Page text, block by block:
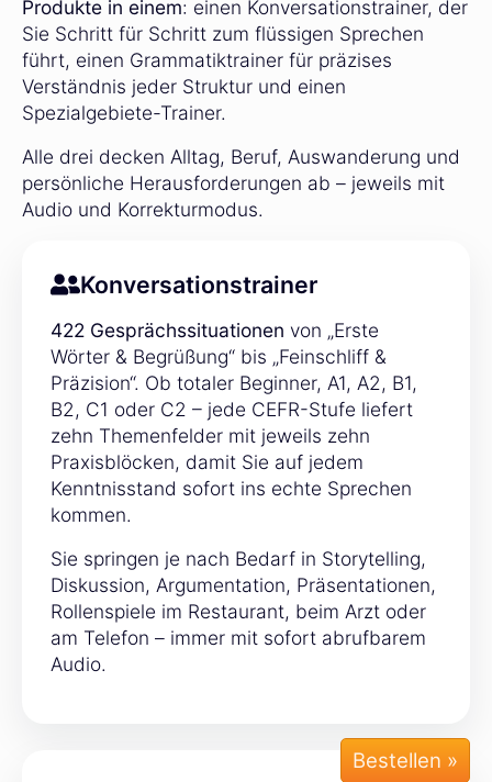
Produkte in einem: einen Konversationstrainer, der
Sie Schritt für Schritt zum flüssigen Sprechen
führt, einen Grammatiktrainer für präzises
Verständnis jeder Struktur und einen
Spezialgebiete-Trainer.
Alle drei decken Alltag, Beruf, Auswanderung und
persönliche Herausforderungen ab – jeweils mit
Audio und Korrekturmodus.
Konversationstrainer
422 Gesprächssituationen von „Erste
Wörter & Begrüßung“ bis „Feinschliff &
Präzision“. Ob totaler Beginner, A1, A2, B1,
B2, C1 oder C2 – jede CEFR-Stufe liefert
zehn Themenfelder mit jeweils zehn
Praxisblöcken, damit Sie auf jedem
Kenntnisstand sofort ins echte Sprechen
kommen.
Sie springen je nach Bedarf in Storytelling,
Diskussion, Argumentation, Präsentationen,
Rollenspiele im Restaurant, beim Arzt oder
am Telefon – immer mit sofort abrufbarem
Audio.